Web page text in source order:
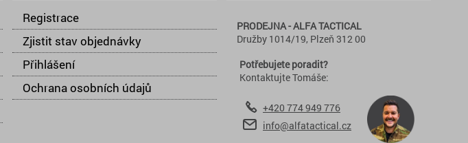
Registrace
Zjistit stav objednávky
Přihlášení
Ochrana osobních údajů
PRODEJNA - ALFA TACTICAL
Družby 1014/19, Plzeň 312 00
Potřebujete poradit?
Kontaktujte Tomáše:
+420 774 949 776
info@alfatactical.cz